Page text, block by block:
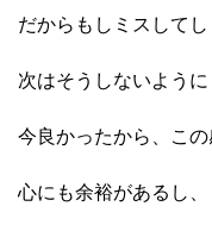
だからもしミスしてし
次はそうしないように
今良かったから、この
心にも余裕があるし、